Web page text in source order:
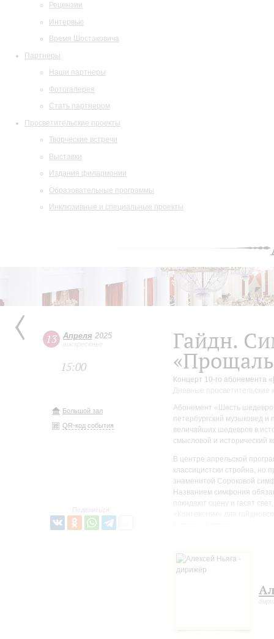
Рецензии
Интервью
Время Шостаковича
Партнеры
Наши партнеры
Фотогалерея
Стать партнером
Просветительские проекты
Творческие встречи
Выставки
Издания филармонии
Образовательные программы
Инклюзивные и специальные проекты
13 Апреля 2025
воскресенье
15:00
Большой зал
QR-код события
Поделиться:
Гайдн.
Концерт 10-го абонемента «
Дневные просветительские
Абонемент «Шесть
петербургский музыковед
величайших шедевров в
смысловой и исторический
В центре апрельской
классицистски стройна, но
знаменитой Сороковой
Названием симфония
покидают сцену и гасят
известные музыканты